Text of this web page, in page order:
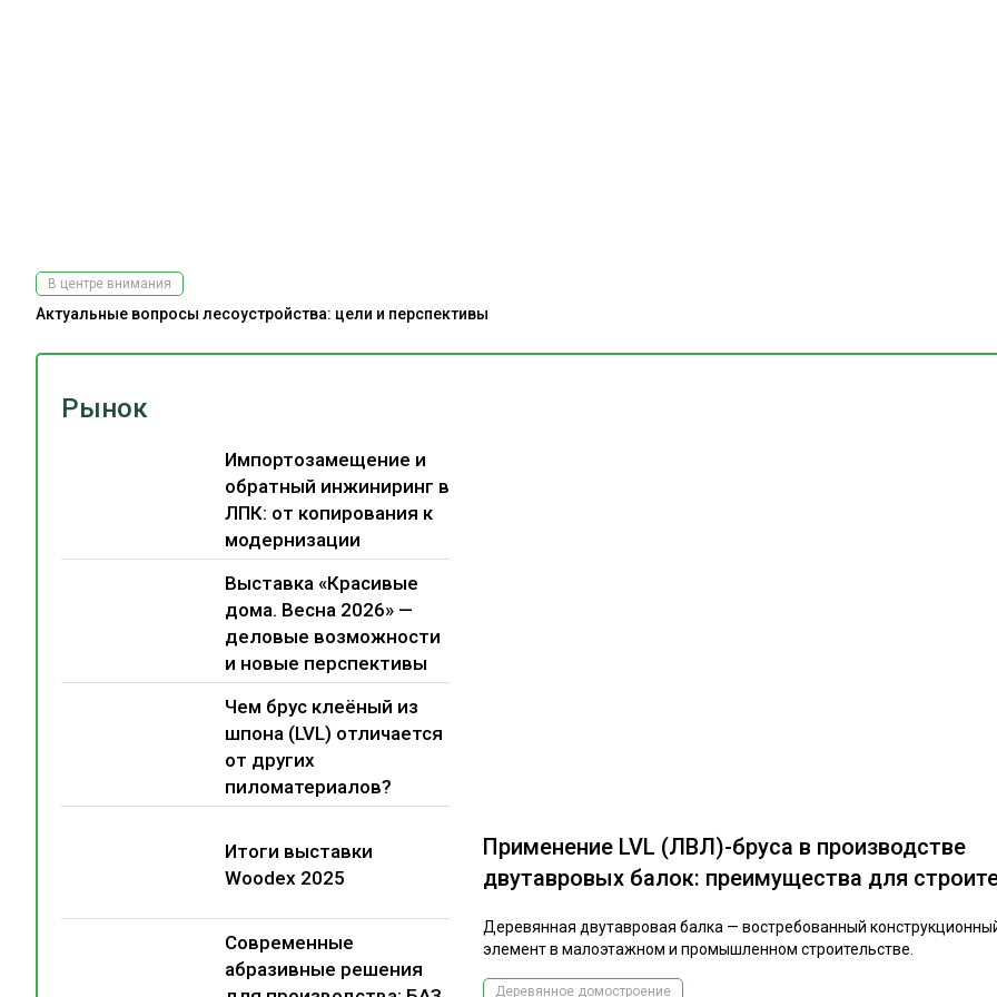
Рынок
Импортозамещение и
обратный инжиниринг в
ЛПК: от копирования к
модернизации
Выставка «Красивые
дома. Весна 2026» —
деловые возможности
и новые перспективы
Чем брус клеёный из
шпона (LVL) отличается
от других
пиломатериалов?
Итоги выставки
Woodex 2025
Современные
абразивные решения
Применение LVL (ЛВЛ)-бруса в производстве
двутавровых балок: преимущества для
Деревянная двутавровая балка — востребованный
элемент в малоэтажном и промышленном строительстве.
Деревянное домостроение
В центре внимания
Актуальные вопросы лесоустройства: цели и перспективы